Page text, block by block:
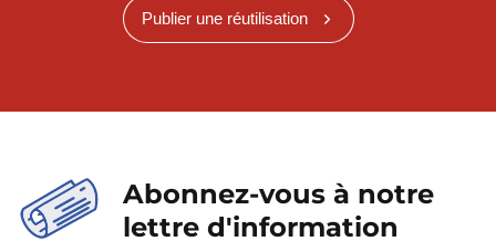
Publier une réutilisation
Abonnez-vous à notre
lettre d'information